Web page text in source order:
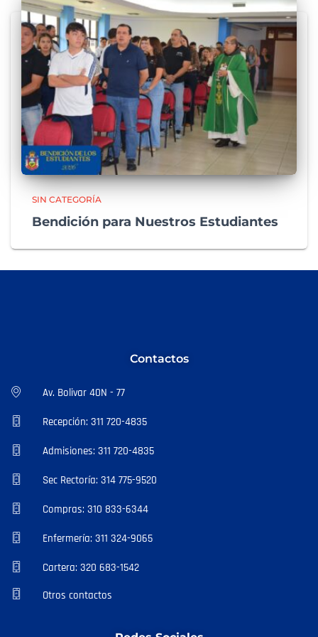
SIN CATEGORÍA
Bendición para Nuestros Estudiantes
Contactos
Av. Bolivar 40N - 77
Recepción: 311 720-4835
Admisiones: 311 720-4835
Sec Rectoría: 314 775-9520
Compras: 310 833-6344
Enfermería: 311 324-9065
Cartera: 320 683-1542
Otros contactos